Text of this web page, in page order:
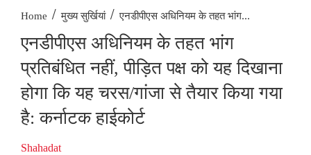
Home / मुख्य सुर्खियां / एनडीपीएस अधिनियम के तहत भांग...
एनडीपीएस अधिनियम के तहत भांग
प्रतिबंधित नहीं, पीड़ित पक्ष को यह दिखाना
होगा कि यह चरस/गांजा से तैयार किया गया
है: कर्नाटक हाईकोर्ट
Shahadat